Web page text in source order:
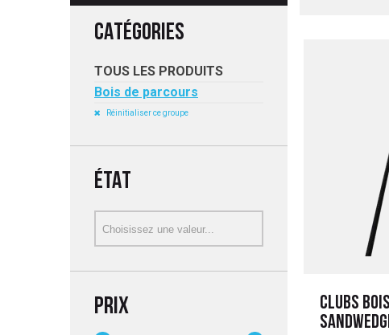
CATÉGORIES
TOUS LES PRODUITS
Bois de parcours
Réinitialiser ce groupe
ÉTAT
PRIX
CLUBS